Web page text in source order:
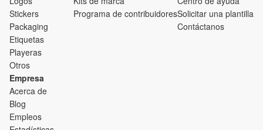
Stickers
Packaging
Etiquetas
Playeras
Otros
Programa de contribuidoresSolicitar una plantilla
Contáctanos
Empresa
Acerca de
Blog
Empleos